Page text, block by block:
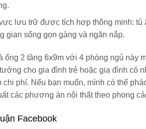
lưu trữ được tích hợp thông minh:
gian sống gọn gàng và ngăn nắp.
ống 2 tầng 6x9m với 4 phòng ngủ này
cho gia đình trẻ hoặc gia đình có
chi phí. Nếu bạn muốn, mình có thể
các phương án nội thất theo phong
Facebook